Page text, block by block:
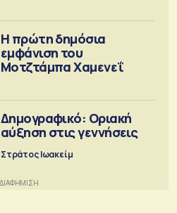
Η πρώτη δημόσια
εμφάνιση του
Μοτζτάμπα Χαμενεΐ
Δημογραφικό: Οριακή
αύξηση στις γεννήσεις
Στράτος Ιωακείμ